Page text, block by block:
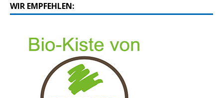
WIR EMPFEHLEN: